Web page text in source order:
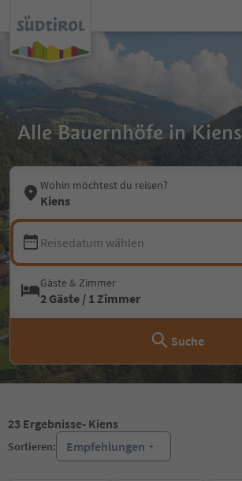
Alle Bauernhöfe in Kiens
Wohin möchtest du reisen?
Kiens
Reisedatum wählen
Gäste & Zimmer
2 Gäste / 1 Zimmer
Suche
23 Ergebnisse- Kiens
Sortieren: Empfehlungen